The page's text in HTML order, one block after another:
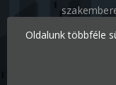
Minden
Oldalunk többféle